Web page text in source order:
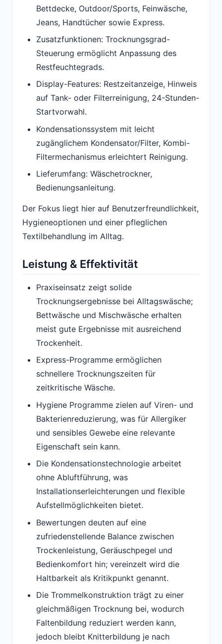
Bettdecke, Outdoor/Sports, Feinwäsche,
Jeans, Handtücher sowie Express.
Zusatzfunktionen: Trocknungsgrad-
Steuerung ermöglicht Anpassung des
Restfeuchtegrads.
Display-Features: Restzeitanzeige, Hinweis
auf Tank- oder Filterreinigung, 24-Stunden-
Startvorwahl.
Kondensationssystem mit leicht
zugänglichem Kondensator/Filter, Kombi-
Filtermechanismus erleichtert Reinigung.
Lieferumfang: Wäschetrockner,
Bedienungsanleitung.
Der Fokus liegt hier auf Benutzerfreundlichkeit,
Hygieneoptionen und einer pfleglichen
Textilbehandlung im Alltag.
Leistung & Effektivität
Praxiseinsatz zeigt solide
Trocknungsergebnisse bei Alltagswäsche;
Bettwäsche und Mischwäsche erhalten
meist gute Ergebnisse mit ausreichend
Trockenheit.
Express-Programme ermöglichen
schnellere Trocknungszeiten für
zeitkritische Wäsche.
Hygiene Programme zielen auf Viren- und
Bakterienreduzierung, was für Allergiker
und sensibles Gewebe eine relevante
Eigenschaft sein kann.
Die Kondensationstechnologie arbeitet
ohne Abluftführung, was
Installationserleichterungen und flexible
Aufstellmöglichkeiten bietet.
Bewertungen deuten auf eine
zufriedenstellende Balance zwischen
Trockenleistung, Geräuschpegel und
Bedienkomfort hin; vereinzelt wird die
Haltbarkeit als Kritikpunkt genannt.
Die Trommelkonstruktion trägt zu einer
gleichmäßigen Trocknung bei, wodurch
Faltenbildung reduziert werden kann,
jedoch bleibt Knitterbildung je nach